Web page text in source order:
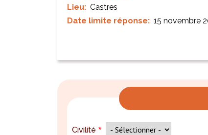
Lieu
Castres
Date limite réponse
15 novembre
Civilité